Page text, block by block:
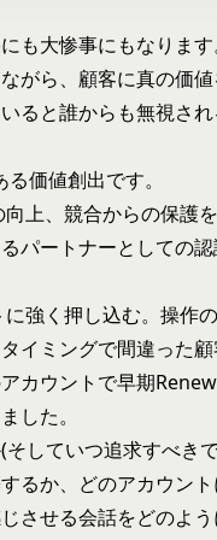
も大惨事にもなりま
がら、顧客に真の価
ると誰からも無視さ
価値創出です。
上、競合からの保護
パートナーとしての
強く押し込む。操作
イミングで間違った
カウントで早期
した。
していつ追求すべき
るか、どのアカウン
させる会話をどのよ